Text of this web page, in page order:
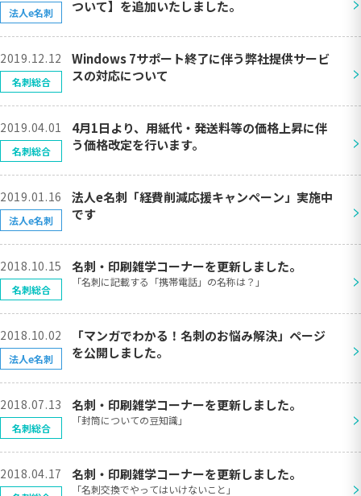
ついて】を追加いたしました。
法人e名刺
2019.12.12
Windows 7サポート終了に伴う弊社提供サービ
スの対応について
>
名刺総合
2019.04.01
4月1日より、用紙代・発送料等の価格上昇に伴
う価格改定を行います。
>
名刺総合
2019.01.16
法人e名刺「経費削減応援キャンペーン」実施中
です
>
法人e名刺
2018.10.15 名刺・印刷雑学コーナーを更新しました。
「名刺に記載する「携帯電話」の名称は？」 >
名刺総合
2018.10.02
「マンガでわかる！名刺のお悩み解決」ページ
を公開しました。
>
法人e名刺
2018.07.13 名刺・印刷雑学コーナーを更新しました。
「封筒についての豆知識」 >
名刺総合
2018.04.17 名刺・印刷雑学コーナーを更新しました。
「名刺交換でやってはいけないこと」 >